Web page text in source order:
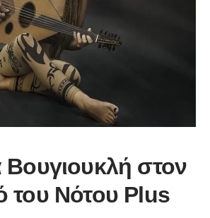
στον
του Νότου Plus